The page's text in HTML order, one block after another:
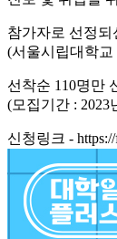
참가자로 선정
(서울시립대학
선착순 110명만
(모집기간 : 2023
신청링크 -